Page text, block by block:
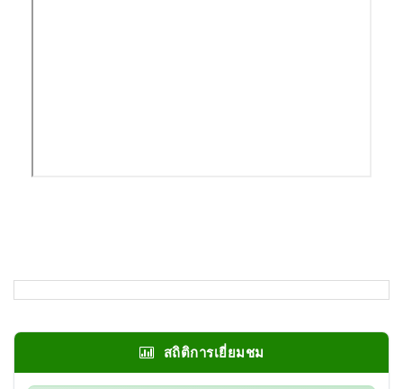
สถิติการเยี่ยมชม